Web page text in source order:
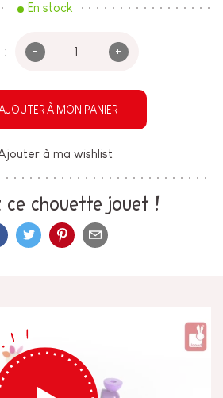
En stock
: - +
À MON PANIER
à ma wishlist
ce chouette jouet !